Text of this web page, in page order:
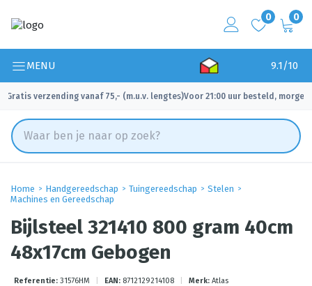
0 0
MENU 9.1/10
Gratis verzending vanaf 75,- (m.u.v. lengtes)
✓ Voor 21:00 uur besteld, morgen
Home Handgereedschap Tuingereedschap
Stelen
Machines en Gereedschap
Bijlsteel 321410 800 gram 40cm
48x17cm Gebogen
Referentie: 31576HM EAN: 8712129214108 Merk: Atlas